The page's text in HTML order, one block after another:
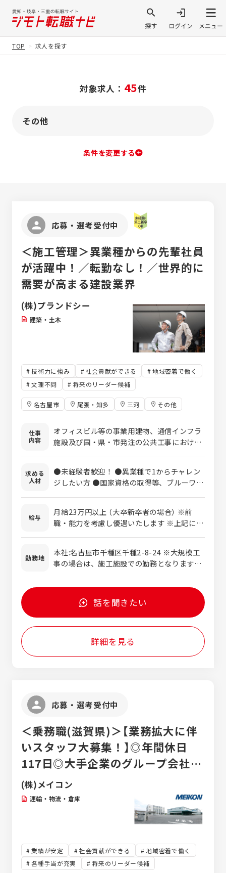
TOP 求人を探す
対象求人： 45件
その他
条件を変更する
応募・選考受付中
＜施工管理＞異業種からの先輩社員
が活躍中！／転勤なし！／世界的に
需要が高まる建設業界
(株)プランドシー
建築・土木
技術力に強み 社会貢献ができる
地域密着で働く
文理不問
将来のリーダー候補
名古屋市 尾張・知多 三河 その他
仕事
内容
オフィスビル等の事業用建物、通信インフラ
施設及び国・県・市発注の公共工事における
立て外注先を手配し、工程通りに作業が進む
よう現場で管理をして、完成書類を作成して
いただく仕事です。 専門的なことや仕事の流
れなどは､先輩がイチから教えるので資格や
経験がない方でも大丈夫です！ 異業種から転
きます。 初めは先輩に付いて､お客様や現場
の人に顔と名前を覚えてもらうことからスタ
進められると思います｡ 専門職なので、仕事
を覚えていくとドンドン楽しくなります。
求める
人材
●未経験者歓迎！ ●異業種で1からチャレン
ジしたい方 ●国家資格の取得等、ブルーワー
給与
月給23万円以上 （大卒新卒者の場合） ※前
職・能力を考慮し優遇いたします ※上記には
年収：37歳（業界未経験から10年目）/年収
600万円※複数の現場を管理
勤務地
本社:名古屋市千種区千種2-8-24 ※大規模工
事の場合は、施工施設での勤務となります。
話を聞きたい
詳細を見る
応募・選考受付中
＜乗務職(滋賀県)＞【業務拡大に伴
いスタッフ大募集！】◎年間休日
117日◎大手企業のグループ会社◎
週休二日制
(株)メイコン
運輸・物流・倉庫
業績が安定 社会貢献ができる
地域密着で働く
各種手当が充実
将来のリーダー候補